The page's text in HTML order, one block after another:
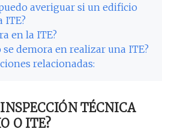
averiguar si un edificio
ITE?
en la ITE?
se demora en realizar una ITE?
relacionadas:
TÉCNICA
O ITE?